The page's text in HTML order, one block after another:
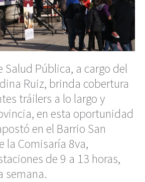
Salud Pública, a cargo del
Ruiz, brinda cobertura
tráilers a lo largo y
en esta oportunidad
en el Barrio San
la Comisaría 8va,
de 9 a 13 horas,
semana.